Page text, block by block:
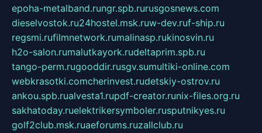
epoha-metalband.rungr.spb.rurusgosnews.com
dieselvostok.ru24hostel.msk.ruw-dev.ruf-ship.ru
regsmi.rufilmnetwork.rumalinasp.rukinosvin.ru
h2o-salon.rumalutkayork.rudeltaprim.spb.ru
tango-perm.rugooddir.rusgv.sumultiki-online.com
webkrasotki.comcherinvest.rudetskiy-ostrov.ru
ankou.spb.rualvesta1.rupdf-creator.runix-files.org.ru
sakhatoday.ruelektrikersymboler.rusputnikyes.ru
golf2club.msk.ruaeforums.ruzallclub.ru